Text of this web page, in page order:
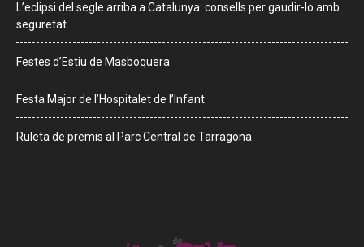
L’eclipsi del segle arriba a Catalunya: consells per gaudir-lo amb
seguretat
Festes d’Estiu de Masboquera
Festa Major de l’Hospitalet de l’Infant
Ruleta de premis al Parc Central de Tarragona